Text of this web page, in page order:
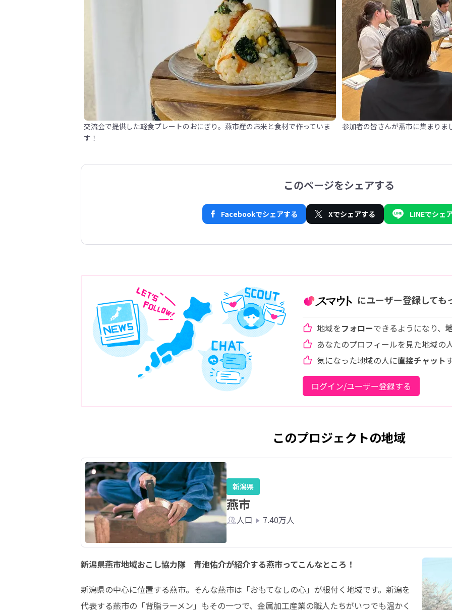
交流会で提供した軽食プレートのおにぎり。燕市産のお米と食材で作っていま
す！
参加者の皆さんが燕市に集まりま
このページをシェアする
Facebookでシェアする Xでシェアする LINEでシェ
にユーザー登録しても
地域をフォローできるようになり、
あなたのプロフィールを見た地域の
気になった地域の人に直接チャット
ログイン/ユーザー登録する
このプロジェクトの地域
新潟県
燕市
人口 7.40万人
新潟県燕市地域おこし協力隊 青池佑介が紹介する燕市ってこんなところ！
新潟県の中心に位置する燕市。そんな燕市は「おもてなしの心」が根付く地域です。新潟を
代表する燕市の「背脂ラーメン」もその一つで、金属加工産業の職人たちがいつでも温かく